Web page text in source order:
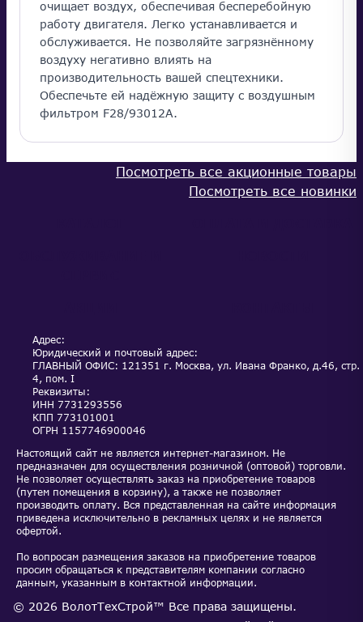
очищает воздух, обеспечивая бесперебойную
работу двигателя. Легко устанавливается и
обслуживается. Не позволяйте загрязнённому
воздуху негативно влиять на
производительность вашей спецтехники.
Обеспечьте ей надёжную защиту с воздушным
фильтром F28/93012A.
Посмотреть все акционные товары
Посмотреть все новинки
Адрес:
Юридический и почтовый адрес:
ГЛАВНЫЙ ОФИС: 121351 г. Москва, ул. Ивана Франко, д.46, стр.
4, пом. I
Реквизиты:
ИНН 7731293556
КПП 773101001
ОГРН 1157746900046
Настоящий сайт не является интернет-магазином. Не
предназначен для осуществления розничной (оптовой) торговли.
Не позволяет осуществлять заказ на приобретение товаров
(путем помещения в корзину), а также не позволяет
производить оплату. Вся представленная на сайте информация
приведена исключительно в рекламных целях и не является
офертой.
По вопросам размещения заказов на приобретение товаров
просим обращаться к представителям компании согласно
данным, указанным в контактной информации.
© 2026 ВолотТехСтрой™ Все права защищены.